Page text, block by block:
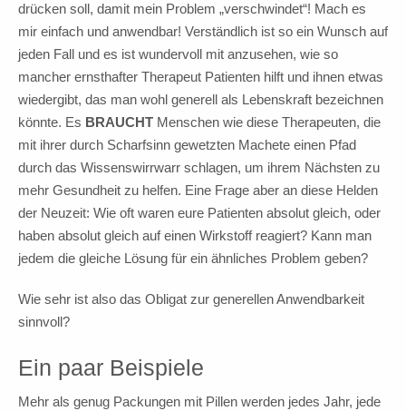
drücken soll, damit mein Problem „verschwindet“! Mach es
mir einfach und anwendbar! Verständlich ist so ein Wunsch auf
jeden Fall und es ist wundervoll mit anzusehen, wie so
mancher ernsthafter Therapeut Patienten hilft und ihnen etwas
wiedergibt, das man wohl generell als Lebenskraft bezeichnen
könnte. Es BRAUCHT Menschen wie diese Therapeuten, die
mit ihrer durch Scharfsinn gewetzten Machete einen Pfad
durch das Wissenswirrwarr schlagen, um ihrem Nächsten zu
mehr Gesundheit zu helfen. Eine Frage aber an diese Helden
der Neuzeit: Wie oft waren eure Patienten absolut gleich, oder
haben absolut gleich auf einen Wirkstoff reagiert? Kann man
jedem die gleiche Lösung für ein ähnliches Problem geben?
Wie sehr ist also das Obligat zur generellen Anwendbarkeit
sinnvoll?
Ein paar Beispiele
Mehr als genug Packungen mit Pillen werden jedes Jahr, jede